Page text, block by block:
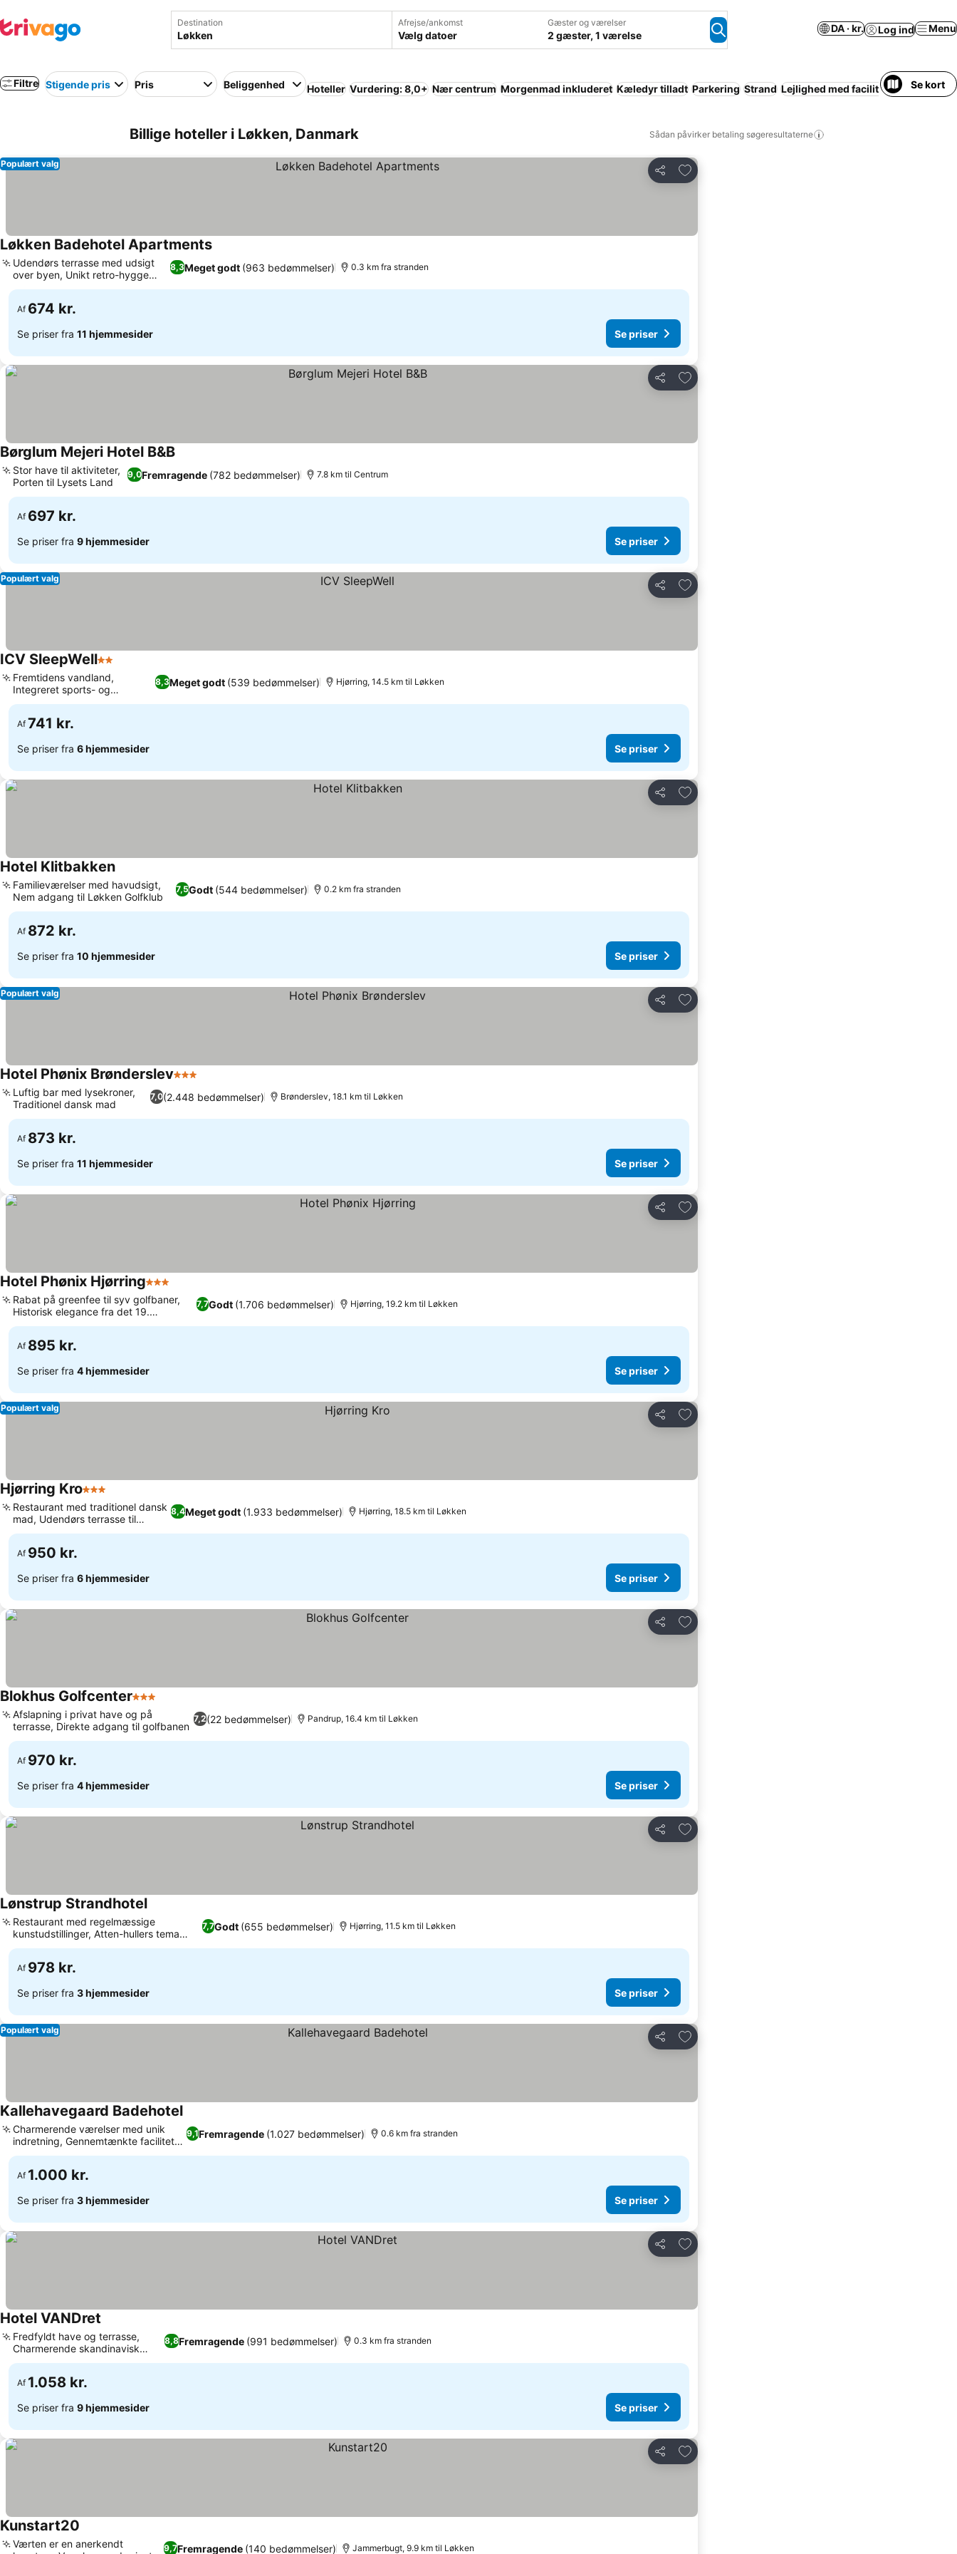
Destination Afrejse/ankomst
Vælg datoer
Gæster og værelser
2 gæster, 1 værelse
DA · kr. Log ind Menu
Filtre Stigende pris Pris Beliggenhed Hoteller Vurdering: 8,0+ Nær centrum Morgenmad inkluderet Kæledyr tilladt Parkering Strand Lejlighed med faciliteter Hele
Se kort
Billige hoteller i Løkken, Danmark Sådan påvirker betaling søgeresultaterne
Del
Føj til favoritter
Populært valg
Løkken Badehotel Apartments
8,3Meget godt (963 bedømmelser)
Udendørs terrasse med udsigt
over byen, Unikt retro-hygge
design
0.3 km fra stranden
Af 674 kr.
Se priser fra 11 hjemmesider Se priser
Del
Føj til favoritter
Børglum Mejeri Hotel B&B
9,0Fremragende (782 bedømmelser)
Stor have til aktiviteter,
Porten til Lysets Land
7.8 km til Centrum
Af 697 kr.
Se priser fra 9 hjemmesider Se priser
Del
Føj til favoritter
Populært valg
ICV SleepWell2 Stjerner
8,3Meget godt (539 bedømmelser)
Fremtidens vandland,
Integreret sports- og
wellnesscenter
Hjørring, 14.5 km til Løkken
Af 741 kr.
Se priser fra 6 hjemmesider Se priser
Del
Føj til favoritter
Hotel Klitbakken
7,5Godt (544 bedømmelser)
Familieværelser med havudsigt,
Nem adgang til Løkken Golfklub
0.2 km fra stranden
Af 872 kr.
Se priser fra 10 hjemmesider Se priser
Del
Føj til favoritter
Populært valg
Hotel Phønix Brønderslev3 Stjerner
7,0(2.448 bedømmelser)
Luftig bar med lysekroner,
Traditionel dansk mad
Brønderslev, 18.1 km til Løkken
Af 873 kr.
Se priser fra 11 hjemmesider Se priser
Del
Føj til favoritter
Hotel Phønix Hjørring3 Stjerner
7,7Godt (1.706 bedømmelser)
Rabat på greenfee til syv golfbaner,
Historisk elegance fra det 19.
århundrede
Hjørring, 19.2 km til Løkken
Af 895 kr.
Se priser fra 4 hjemmesider Se priser
Del
Føj til favoritter
Populært valg
Hjørring Kro3 Stjerner
8,4Meget godt (1.933 bedømmelser)
Restaurant med traditionel dansk
mad, Udendørs terrasse til
spisning
Hjørring, 18.5 km til Løkken
Af 950 kr.
Se priser fra 6 hjemmesider Se priser
Del
Føj til favoritter
Blokhus Golfcenter3 Stjerner
7,2(22 bedømmelser)
Afslapning i privat have og på
terrasse, Direkte adgang til golfbanen
Pandrup, 16.4 km til Løkken
Af 970 kr.
Se priser fra 4 hjemmesider Se priser
Del
Føj til favoritter
Lønstrup Strandhotel
7,7Godt (655 bedømmelser)
Restaurant med regelmæssige
kunstudstillinger, Atten-hullers tema
minigolfbane
Hjørring, 11.5 km til Løkken
Af 978 kr.
Se priser fra 3 hjemmesider Se priser
Del
Føj til favoritter
Populært valg
Kallehavegaard Badehotel
9,1Fremragende (1.027 bedømmelser)
Charmerende værelser med unik
indretning, Gennemtænkte faciliteter
til cyklister
0.6 km fra stranden
Af 1.000 kr.
Se priser fra 3 hjemmesider Se priser
Del
Føj til favoritter
Hotel VANDret
8,8Fremragende (991 bedømmelser)
Fredfyldt have og terrasse,
Charmerende skandinavisk
indretning
0.3 km fra stranden
Af 1.058 kr.
Se priser fra 9 hjemmesider Se priser
Del
Føj til favoritter
Kunstart20
9,7Fremragende (140 bedømmelser)
Værten er en anerkendt
Jammerbugt, 9.9 km til Løkken